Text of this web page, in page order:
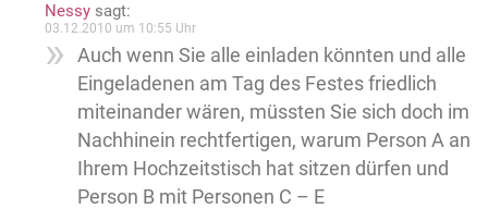
Nessy sagt:
03.12.2010 um 10:55 Uhr
Auch wenn Sie alle einladen könnten und alle
Eingeladenen am Tag des Festes friedlich
miteinander wären, müssten Sie sich doch im
Nachhinein rechtfertigen, warum Person A an
Ihrem Hochzeitstisch hat sitzen dürfen und
Person B mit Personen C – E